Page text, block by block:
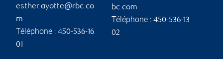
esther.ayotte@rbc.co
m
Téléphone : 450-536-16
01
bc.com
Téléphone : 450-536-13
02